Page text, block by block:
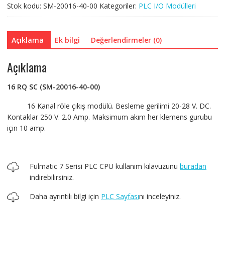
20016-
00)
adet
Stok kodu: SM-20016-40-00 Kategoriler: PLC I/O Modülleri
Açıklama Ek bilgi Değerlendirmeler (0)
Açıklama
16 RQ SC (SM-20016-40-00)
16 Kanal röle çıkış modülü. Besleme gerilimi 20-28 V. DC.
Kontaklar 250 V. 2.0 Amp. Maksimum akım her klemens gurubu
için 10 amp.
Fulmatic 7 Serisi PLC CPU kullanım kılavuzunu buradan
indirebilirsiniz.
Daha ayrıntılı bilgi için PLC Sayfasını inceleyiniz.